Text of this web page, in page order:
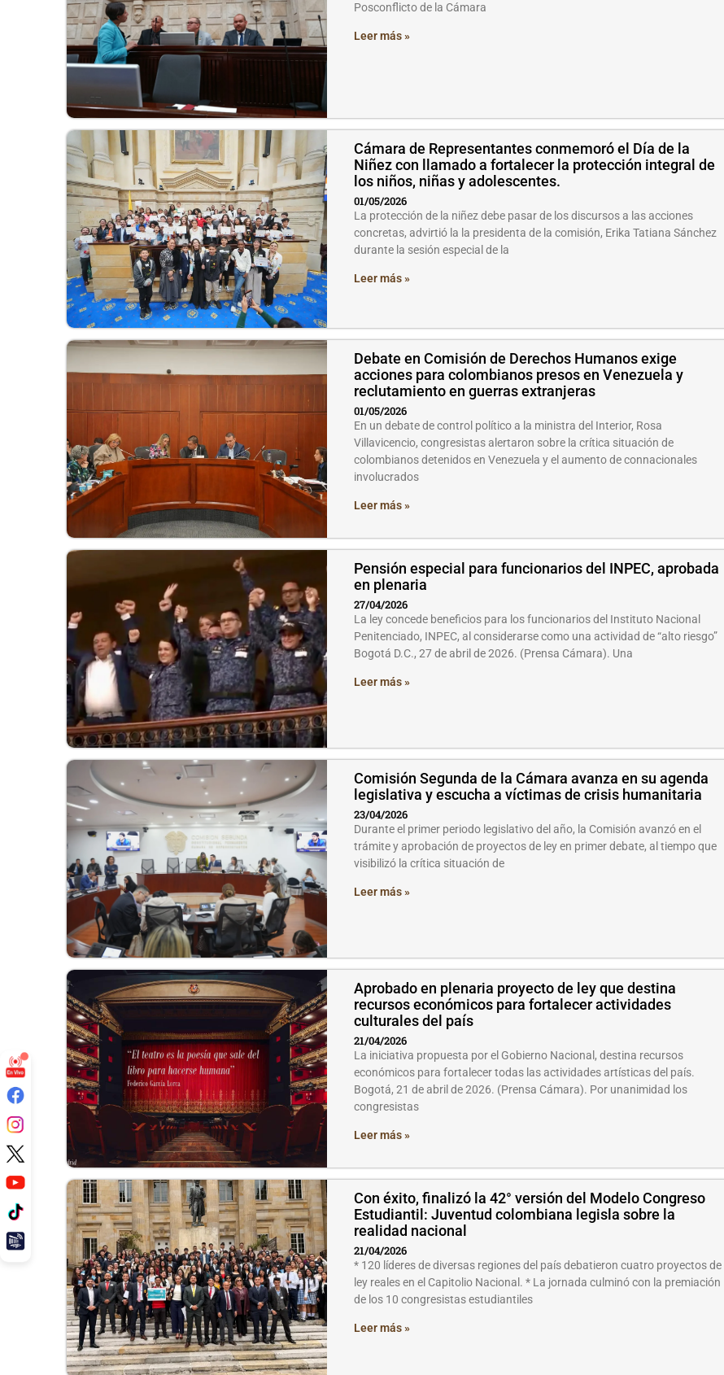
Posconflicto de la Cámara
Leer más »
Cámara de Representantes conmemoró el Día de la
Niñez con llamado a fortalecer la protección integral de
los niños, niñas y adolescentes.
01/05/2026
La protección de la niñez debe pasar de los discursos a las acciones
concretas, advirtió la la presidenta de la comisión, Erika Tatiana Sánchez
durante la sesión especial de la
Leer más »
Debate en Comisión de Derechos Humanos exige
acciones para colombianos presos en Venezuela y
reclutamiento en guerras extranjeras
01/05/2026
En un debate de control político a la ministra del Interior, Rosa
Villavicencio, congresistas alertaron sobre la crítica situación de
colombianos detenidos en Venezuela y el aumento de connacionales
involucrados
Leer más »
Pensión especial para funcionarios del INPEC, aprobada
en plenaria
27/04/2026
La ley concede beneficios para los funcionarios del Instituto Nacional
Penitenciado, INPEC, al considerarse como una actividad de “alto riesgo”
Bogotá D.C., 27 de abril de 2026. (Prensa Cámara). Una
Leer más »
Comisión Segunda de la Cámara avanza en su agenda
legislativa y escucha a víctimas de crisis humanitaria
23/04/2026
Durante el primer periodo legislativo del año, la Comisión avanzó en el
trámite y aprobación de proyectos de ley en primer debate, al tiempo que
visibilizó la crítica situación de
Leer más »
Aprobado en plenaria proyecto de ley que destina
recursos económicos para fortalecer actividades
culturales del país
21/04/2026
La iniciativa propuesta por el Gobierno Nacional, destina recursos
económicos para fortalecer todas las actividades artísticas del país.
Bogotá, 21 de abril de 2026. (Prensa Cámara). Por unanimidad los
congresistas
Leer más »
Con éxito, finalizó la 42° versión del Modelo Congreso
Estudiantil: Juventud colombiana legisla sobre la
realidad nacional
21/04/2026
* 120 líderes de diversas regiones del país debatieron cuatro proyectos de
ley reales en el Capitolio Nacional. * ⁠La jornada culminó con la premiación
de los 10 congresistas estudiantiles
Leer más »